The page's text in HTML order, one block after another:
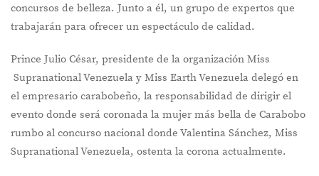
concursos de belleza. Junto a él, un grupo de expertos que
trabajarán para ofrecer un espectáculo de calidad.
Prince Julio César, presidente de la organización Miss
Supranational Venezuela y Miss Earth Venezuela delegó en
el empresario carabobeño, la responsabilidad de dirigir el
evento donde será coronada la mujer más bella de Carabobo
rumbo al concurso nacional donde Valentina Sánchez, Miss
Supranational Venezuela, ostenta la corona actualmente.